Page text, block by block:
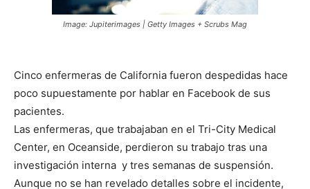
Image: Jupiterimages | Getty Images + Scrubs Mag
Cinco enfermeras de California fueron despedidas hace
poco supuestamente por hablar en Facebook de sus
pacientes.
Las enfermeras, que trabajaban en el Tri-City Medical
Center, en Oceanside, perdieron su trabajo tras una
investigación interna y tres semanas de suspensión.
Aunque no se han revelado detalles sobre el incidente,